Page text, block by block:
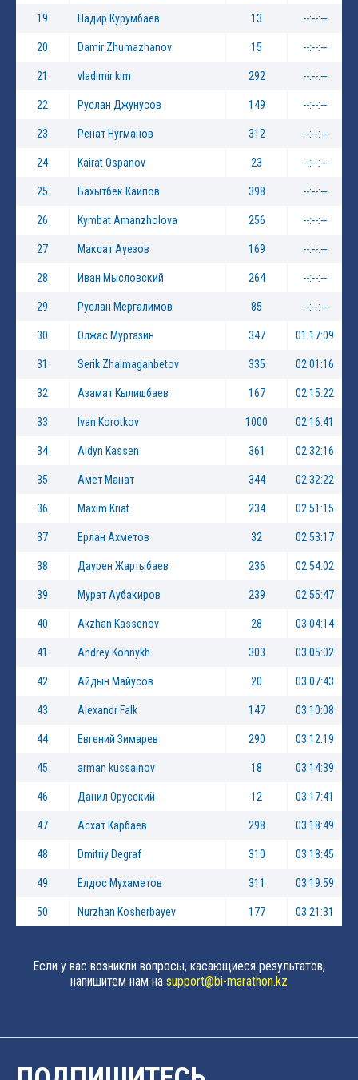
19 Надир Курумбаев 13 --:--:--
20 Damir Zhumazhanov 15 --:--:--
21 vladimir kim 292 --:--:--
22 Руслан Джунусов 149 --:--:--
23 Ренат Нугманов 312 --:--:--
24 Kairat Ospanov 23 --:--:--
25 Бахытбек Каипов 398 --:--:--
26 Kymbat Amanzholova 256 --:--:--
27 Максат Ауезов 169 --:--:--
28 Иван Мысловский 264 --:--:--
29 Руслан Мергалимов 85 --:--:--
30 Олжас Муртазин 347 01:17:09
31 Serik Zhalmaganbetov 335 02:01:16
32 Азамат Кылишбаев 167 02:15:22
33 Ivan Korotkov 1000 02:16:41
34 Aidyn Kassen 361 02:32:16
35 Амет Манат 344 02:32:22
36 Maxim Kriat 234 02:51:15
37 Ерлан Ахметов 32 02:53:17
38 Даурен Жартыбаев 236 02:54:02
39 Мурат Аубакиров 239 02:55:47
40 Akzhan Kassenov 28 03:04:14
41 Andrey Konnykh 303 03:05:02
42 Айдын Майусов 20 03:07:43
43 Alexandr Falk 147 03:10:08
44 Евгений Зимарев 290 03:12:19
45 arman kussainov 18 03:14:39
46 Данил Орусский 12 03:17:41
47 Асхат Карбаев 298 03:18:49
48 Dmitriy Degraf 310 03:18:45
49 Елдос Мухаметов 311 03:19:59
50 Nurzhan Kosherbayev 177 03:21:31
Если у вас возникли вопросы, касающиеся результатов,
напишитем нам на support@bi-marathon.kz